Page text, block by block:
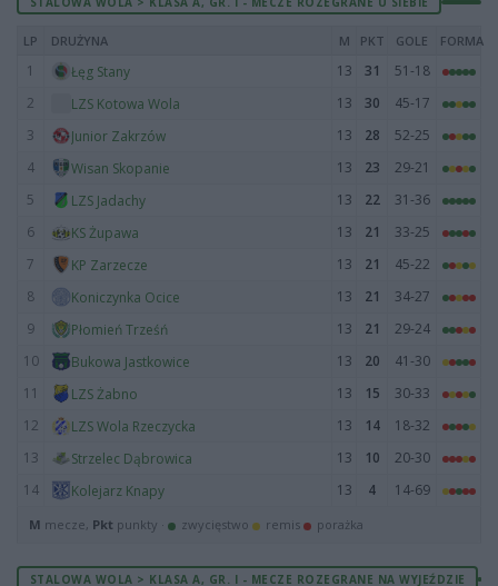
LP DRUŻYNA M PKT GOLE FORMA
1 Łęg Stany 13 31
51-18
2
LZS Kotowa Wola 13 30
45-17
3
Junior Zakrzów 13 28
52-25
4
Wisan Skopanie 13 23
29-21
5
LZS Jadachy 13 22
31-36
6
KS Żupawa 13 21
33-25
7
KP Zarzecze 13 21
45-22
8
Koniczynka Ocice 13 21
34-27
9
Płomień Trześń 13 21
29-24
10
Bukowa Jastkowice 13 20
41-30
11
LZS Żabno 13 15
30-33
12
LZS Wola Rzeczycka 13 14
18-32
13
Strzelec Dąbrowica 13 10
20-30
14
Kolejarz Knapy 13 4 14-69
M mecze, Pkt punkty · zwycięstwo remis porażka
STALOWA WOLA > KLASA A, GR. I - MECZE ROZEGRANE NA WYJEŹDZIE